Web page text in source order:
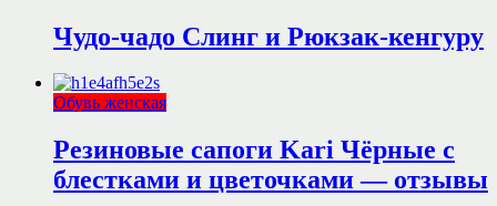
Чудо-чадо Слинг и Рюкзак-кенгуру
Обувь женская
Резиновые сапоги Kari Чёрные с
блестками и цветочками — отзывы